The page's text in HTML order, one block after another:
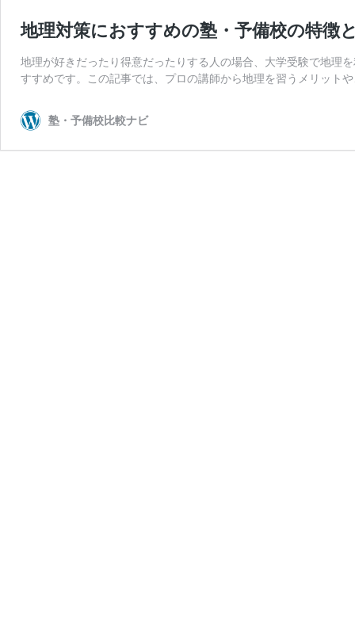
地理対策におすすめの塾・予備校の特徴
地理が好きだったり得意だったりする人の場合、大学受験で地理
すすめです。この記事では、プロの講師から地理を習うメリット
塾・予備校比較ナビ